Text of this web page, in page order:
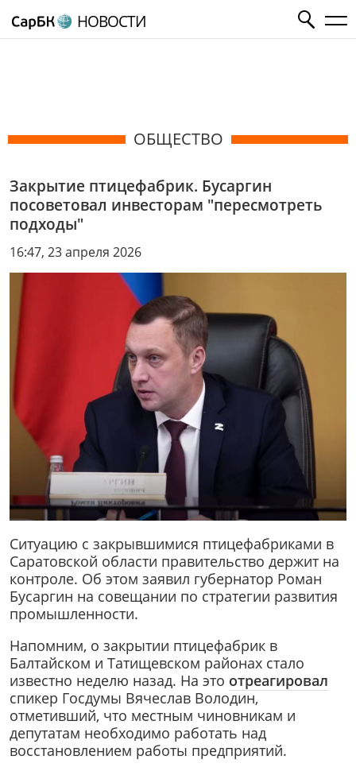
НОВОСТИ
ОБЩЕСТВО
Закрытие птицефабрик. Бусаргин
посоветовал инвесторам "пересмотреть
подходы"
16:47, 23 апреля 2026
Ситуацию с закрывшимися птицефабриками в
Саратовской области правительство держит на
контроле. Об этом заявил губернатор Роман
Бусаргин на совещании по стратегии развития
промышленности.
Напомним, о закрытии птицефабрик в
Балтайском и Татищевском районах стало
известно неделю назад. На это отреагировал
спикер Госдумы Вячеслав Володин,
отметивший, что местным чиновникам и
депутатам необходимо работать над
восстановлением работы предприятий.